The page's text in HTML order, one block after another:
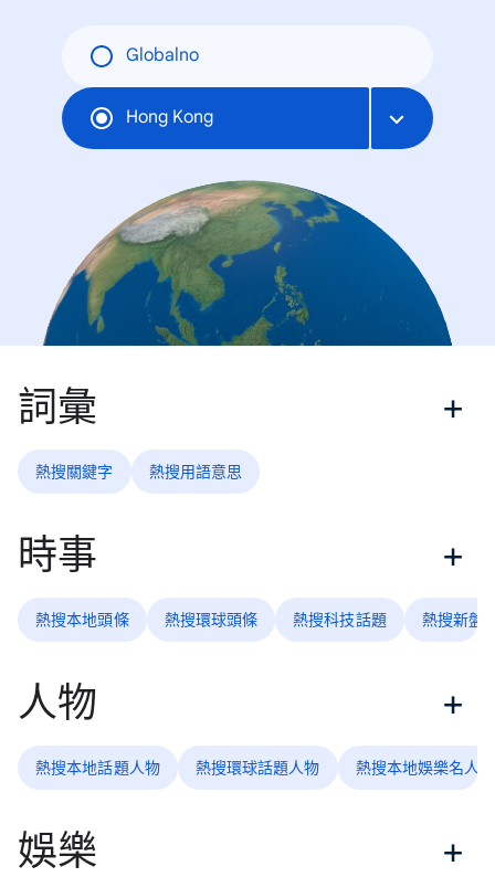
Globalno
Hong Kong
詞彙
熱搜關鍵字 熱搜用語意思
時事
熱搜本地頭條 熱搜環球頭條 熱搜科技話題 熱搜新盤
人物
熱搜本地話題人物 熱搜環球話題人物 熱搜本地娛樂名人
娛樂